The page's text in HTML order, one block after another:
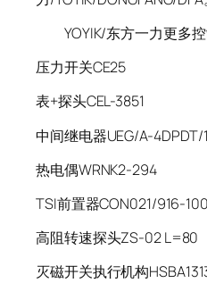
YOYIK/东方一力更多控
压力开关CE25
表+探头CEL-3851
中间继电器UEG/A-4DPDT/
热电偶WRNK2-294
TSI前置器CON021/916-100
高阻转速探头ZS-02 L=80
灭磁开关执行机构